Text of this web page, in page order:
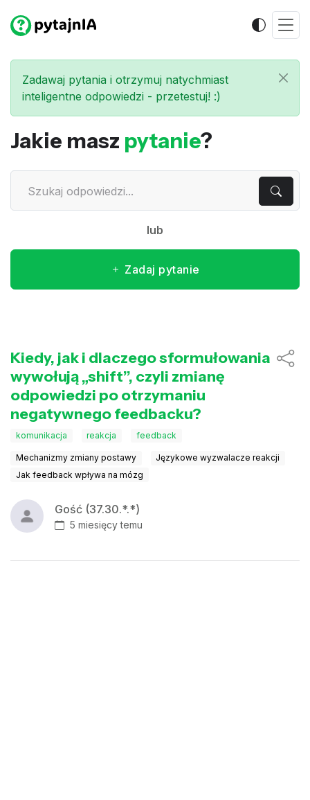
Zadawaj pytania i otrzymuj natychmiast
inteligentne odpowiedzi - przetestuj! :)
Jakie masz pytanie?
lub
Zadaj pytanie
Kiedy, jak i dlaczego sformułowania
wywołują „shift”, czyli zmianę
odpowiedzi po otrzymaniu
negatywnego feedbacku?
komunikacja reakcja feedback
Mechanizmy zmiany postawy
Językowe wyzwalacze reakcji
Jak feedback wpływa na mózg
Gość (37.30.*.*)
5 miesięcy temu